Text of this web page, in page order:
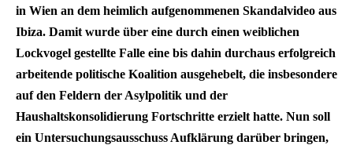
in Wien an dem heimlich aufgenommenen Skandalvideo aus
Ibiza. Damit wurde über eine durch einen weiblichen
Lockvogel gestellte Falle eine bis dahin durchaus erfolgreich
arbeitende politische Koalition ausgehebelt, die insbesondere
auf den Feldern der Asylpolitik und der
Haushaltskonsolidierung Fortschritte erzielt hatte. Nun soll
ein Untersuchungsausschuss Aufklärung darüber bringen,